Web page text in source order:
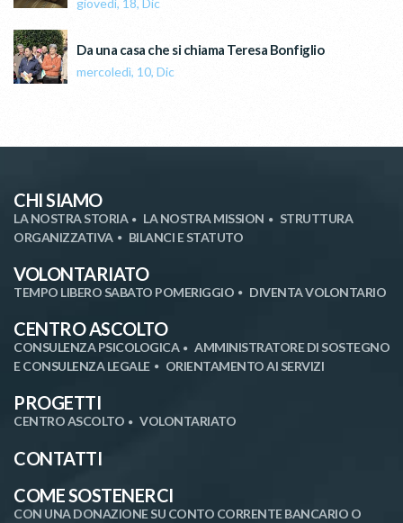
giovedì, 18, Dic
Da una casa che si chiama Teresa Bonfiglio
mercoledì, 10, Dic
CHI SIAMO
LA NOSTRA STORIA LA NOSTRA MISSION
STRUTTURA
ORGANIZZATIVA
BILANCI E STATUTO
VOLONTARIATO
TEMPO LIBERO SABATO POMERIGGIO DIVENTA VOLONTARIO
CENTRO ASCOLTO
CONSULENZA PSICOLOGICA
AMMINISTRATORE DI SOSTEGNO
E CONSULENZA LEGALE
ORIENTAMENTO AI SERVIZI
PROGETTI
CENTRO ASCOLTO VOLONTARIATO
CONTATTI
COME SOSTENERCI
CON UNA DONAZIONE SU CONTO CORRENTE BANCARIO O